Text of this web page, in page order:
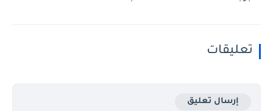
تعليقات
إرسال تعليق